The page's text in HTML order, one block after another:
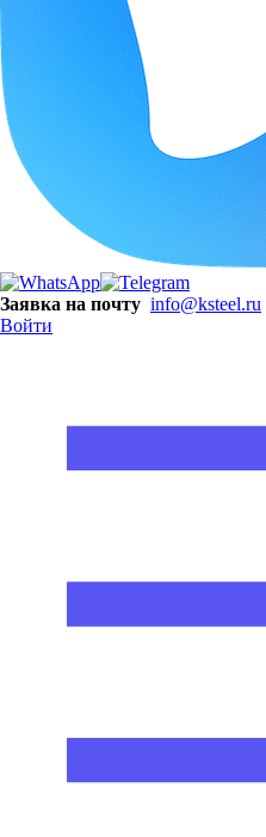
Заявка на почту info@ksteel.ru
Войти